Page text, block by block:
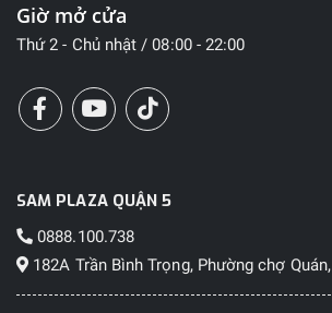
dễ dàng các ứng dụng Trợ
quaphím t
Samsung và Gemini của
Thiết bị nhà thông minh
Giờ mở cửa
Thứ 2 - Chủ nhật / 08:00 - 22:00
SAM PLAZA QUẬN 5
0888.100.738
182A Trần Bình Trọng, Phường chợ